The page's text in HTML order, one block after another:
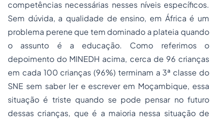
competências necessárias nesses níveis específicos.
Sem dúvida, a qualidade de ensino, em África é um
problema perene que tem dominado a plateia quando
o assunto é a educação. Como referimos o
depoimento do MINEDH acima, cerca de 96 crianças
em cada 100 crianças (96%) terminam a 3ª classe do
SNE sem saber ler e escrever em Moçambique, essa
situação é triste quando se pode pensar no futuro
dessas crianças, que é a maioria nessa situação de